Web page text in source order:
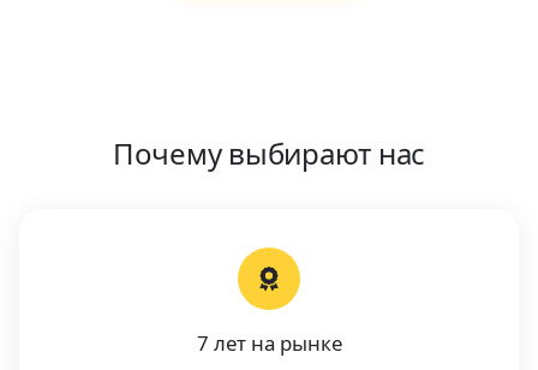
Почему выбирают нас
7 лет на рынке